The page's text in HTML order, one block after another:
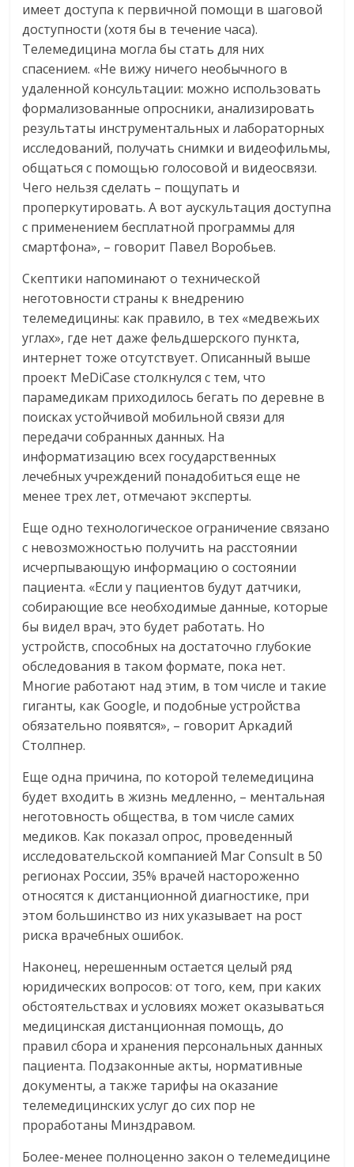
имеет доступа к первичной помощи в шаговой
доступности (хотя бы в течение часа).
Телемедицина могла бы стать для них
спасением. «Не вижу ничего необычного в
удаленной консультации: можно использовать
формализованные опросники, анализировать
результаты инструментальных и лабораторных
исследований, получать снимки и видеофильмы,
общаться с помощью голосовой и видеосвязи.
Чего нельзя сделать – пощупать и
проперкутировать. А вот аускультация доступна
с применением бесплатной программы для
смартфона», – говорит Павел Воробьев.
Скептики напоминают о технической
неготовности страны к внедрению
телемедицины: как правило, в тех «медвежьих
углах», где нет даже фельдшерского пункта,
интернет тоже отсутствует. Описанный выше
проект MeDiCase столкнулся с тем, что
парамедикам приходилось бегать по деревне в
поисках устойчивой мобильной связи для
передачи собранных данных. На
информатизацию всех государственных
лечебных учреждений понадобиться еще не
менее трех лет, отмечают эксперты.
Еще одно технологическое ограничение связано
с невозможностью получить на расстоянии
исчерпывающую информацию о состоянии
пациента. «Если у пациентов будут датчики,
собирающие все необходимые данные, которые
бы видел врач, это будет работать. Но
устройств, способных на достаточно глубокие
обследования в таком формате, пока нет.
Многие работают над этим, в том числе и такие
гиганты, как Google, и подобные устройства
обязательно появятся», – говорит Аркадий
Столпнер.
Еще одна причина, по которой телемедицина
будет входить в жизнь медленно, – ментальная
неготовность общества, в том числе самих
медиков. Как показал опрос, проведенный
исследовательской компанией Mar Consult в 50
регионах России, 35% врачей настороженно
относятся к дистанционной диагностике, при
этом большинство из них указывает на рост
риска врачебных ошибок.
Наконец, нерешенным остается целый ряд
юридических вопросов: от того, кем, при каких
обстоятельствах и условиях может оказываться
медицинская дистанционная помощь, до
правил сбора и хранения персональных данных
пациента. Подзаконные акты, нормативные
документы, а также тарифы на оказание
телемедицинских услуг до сих пор не
проработаны Минздравом.
Более-менее полноценно закон о телемедицине